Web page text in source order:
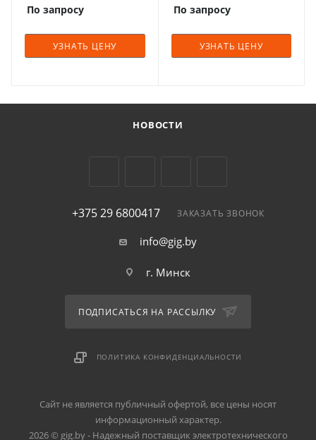
По запросу
УЗНАТЬ ЦЕНУ
По запросу
УЗНАТЬ ЦЕНУ
НОВОСТИ
+375 29 6800417 ЗАКАЗАТЬ ЗВОНОК
info@gig.by
г. Минск
ПОДПИСАТЬСЯ НА РАССЫЛКУ
ПОЛИТИКА КОНФИДЕНЦИАЛЬНОСТИ
Сайт не является публичный офертой, все цены носят
информационный характер.
2026 © gig.by - Надежный поставщик электротехнического